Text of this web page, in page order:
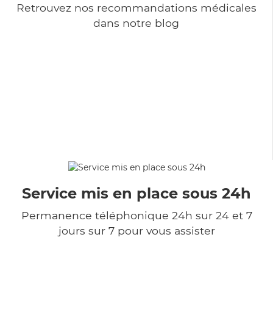
Retrouvez nos recommandations médicales
dans notre blog
Service mis en place sous 24h
Permanence téléphonique 24h sur 24 et 7
jours sur 7 pour vous assister